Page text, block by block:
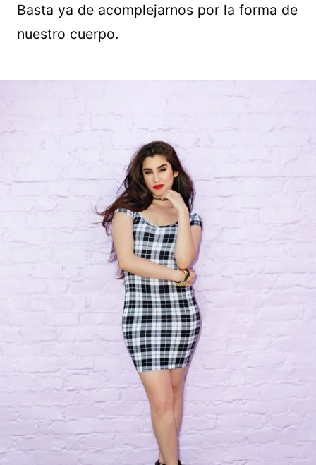
Basta ya de acomplejarnos por la forma de
nuestro cuerpo.